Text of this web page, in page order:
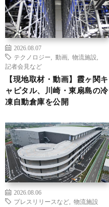
2026.08.07
テクノロジー
動画 物流施設
記者会見など
【現地取材・動画】霞ヶ関キ
ャピタル、川崎・東扇島の冷
凍自動倉庫を公開
2026.08.06
プレスリリースなど
物流施設